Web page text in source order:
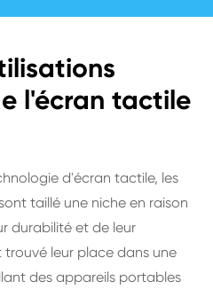
l'écran tactile
d'écran tactile, les
taillé une niche en raison
durabilité et de leur
leur place dans une
des appareils portables